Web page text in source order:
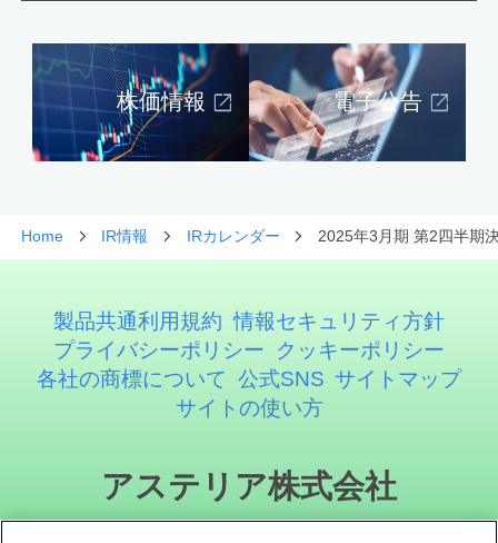
株価情報 電子公告
Home IR情報 IRカレンダー 2025年3月期 第2四半期
製品共通利用規約 情報セキュリティ方針
プライバシーポリシー
クッキーポリシー
各社の商標について 公式SNS サイトマップ
サイトの使い方
アステリア株式会社